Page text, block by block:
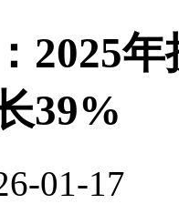
2025
39%
01-17